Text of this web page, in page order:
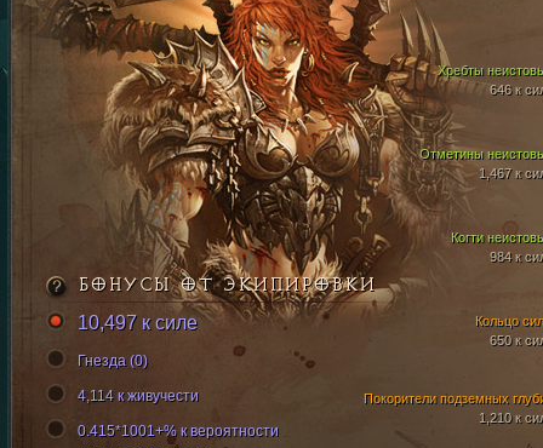
Отметины
1,467 к
Когти
984 к
Хребты
646 к
Покорители подземных
1,210 к
Кольцо
650 к
БОНУСЫ ОТ ЭКИПИРОВКИ
10,497 к силе
Гнезда (0)
4,114 к живучести
0.415*1001+% к вероятности